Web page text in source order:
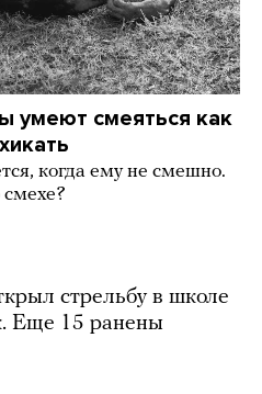
умеют смеяться как
когда ему не смешно.
стрельбу в школе
Еще 15 ранены